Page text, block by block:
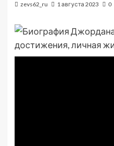
zevs62_ru 1 августа 2023 0